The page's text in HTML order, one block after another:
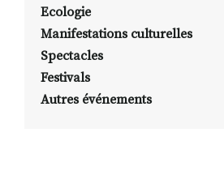
Ecologie
Manifestations culturelles
Spectacles
Festivals
Autres événements